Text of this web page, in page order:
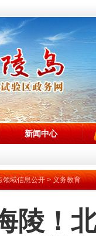
新闻中心
领域信息公开>义务教育
陵！